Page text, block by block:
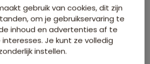
8,0
4 beoordelingen
gebruik van cookies, dit zijn
om je gebruikservaring te
inhoud en advertenties af te
Je kunt ze volledig
instellen.